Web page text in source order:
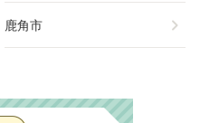
鹿角市 chevron_right